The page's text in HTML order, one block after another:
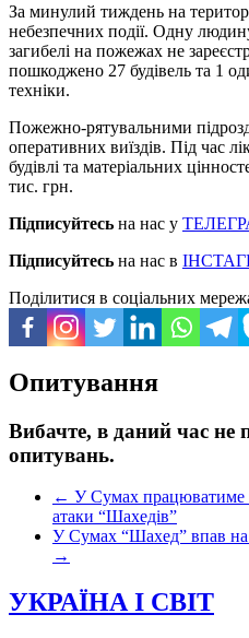
За минулий тиждень на
небезпечних події. Одну
загибелі на пожежах не
пошкоджено 27 будівель та 1
техніки.
Пожежно-рятувальними
оперативних виїздів. Під час
будівлі та матеріальних
тис. грн.
Підписуйтесь на нас у
Підписуйтесь на нас в
Поділитися в соціальних
Опитування
Вибачте, в даний час не
опитувань.
← У Сумах працюватиме
атаки “Шахедів”
У Сумах “Шахед” впав
→
УКРАЇНА І СВІТ